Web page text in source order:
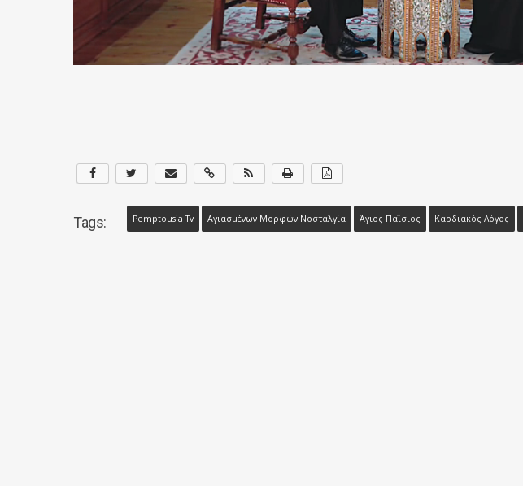
Tags: Pemptousia Tv Αγιασμένων Μορφών Νοσταλγία Άγιος Παϊσιος Καρδιακός Λόγος